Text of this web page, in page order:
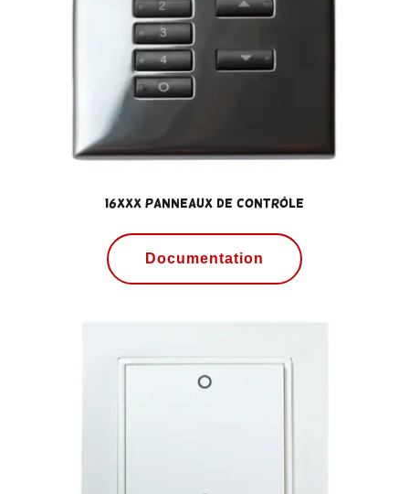
16xxx Panneaux de contrôle
Documentation